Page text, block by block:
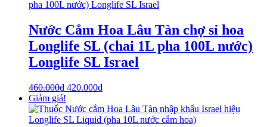
Nước Cắm Hoa Lâu Tàn chợ sỉ hoa
Longlife SL (chai 1L pha 100L nước)
Longlife SL Israel
460.000₫ 420.000₫
Giảm giá!